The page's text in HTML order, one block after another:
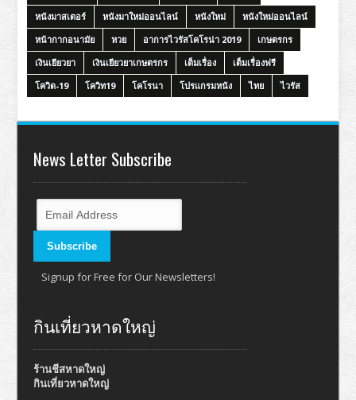
หนังมาสเตอร์
หนังมาใหม่ออนไลน์ หนังใหม่
หนังใหม่ออนไลน์
หน้ากากอนามัย
หวย อาการไวรัสโคโรน่า 2019
เกษตรกร
เงินเยียวยา
เงินเยียวยาเกษตรกร เต็มเรื่อง
เต็มเรื่องฟรี
โควิด-19
โควิท19 โคโรนา โปรแกรมหนัง ไทย ไวรัส
News Letter Subscribe
Signup for Free for Our Newsletters!
กินเที่ยวหาดใหญ่
ร้านชีสหาดใหญ่
กินเที่ยวหาดใหญ่